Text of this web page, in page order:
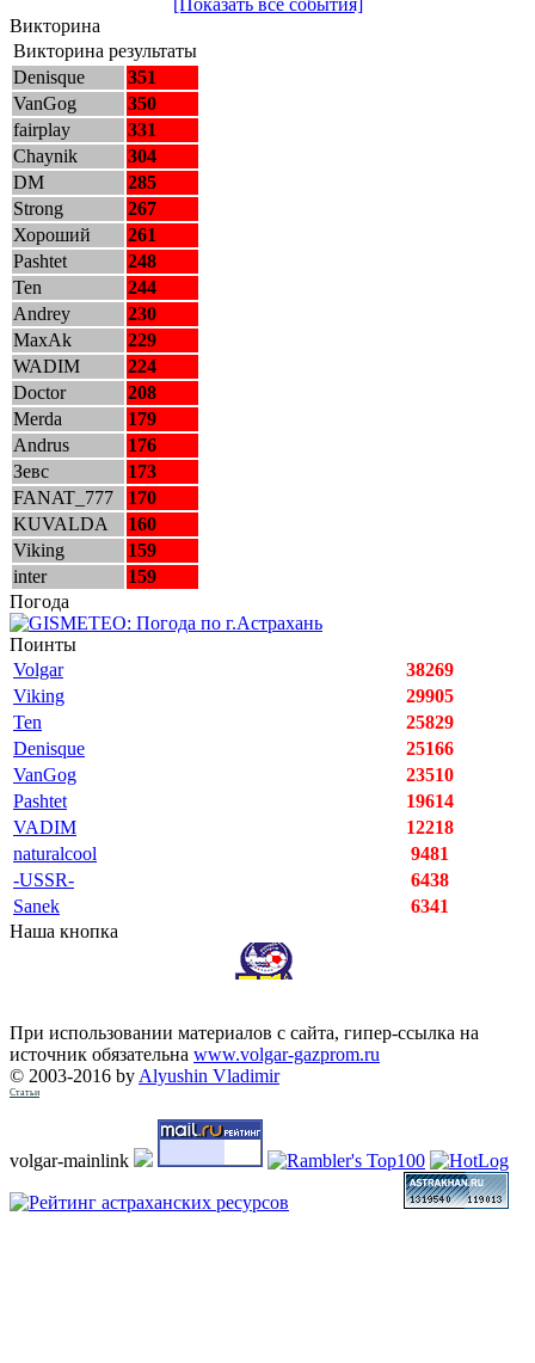
[Показать все события]
Викторина
Викторина результаты
Denisque
351
VanGog
350
fairplay
331
Chaynik
304
DM
285
Strong
267
Хороший
261
Pashtet
248
Ten
244
Andrey
230
MaxAk
229
WADIM
224
Doctor
208
Merda
179
Andrus
176
Зевс
173
FANAT_777
170
KUVALDA
160
Viking
159
inter
159
Погода
Поинты
Volgar
38269
Viking
29905
Ten
25829
Denisque
25166
VanGog
23510
Pashtet
19614
VADIM
12218
naturalcool
9481
-USSR-
6438
Sanek
6341
Наша кнопка
При использовании материалов с сайта, гипер-ссылка на
источник обязательна www.volgar-gazprom.ru
© 2003-2016 by Alyushin Vladimir
Статьи
volgar-mainlink